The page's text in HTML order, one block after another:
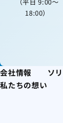
（平日 9:00〜
18:00）
会社情報
私たちの想い
ソ